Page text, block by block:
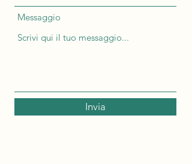
Messaggio
Invia